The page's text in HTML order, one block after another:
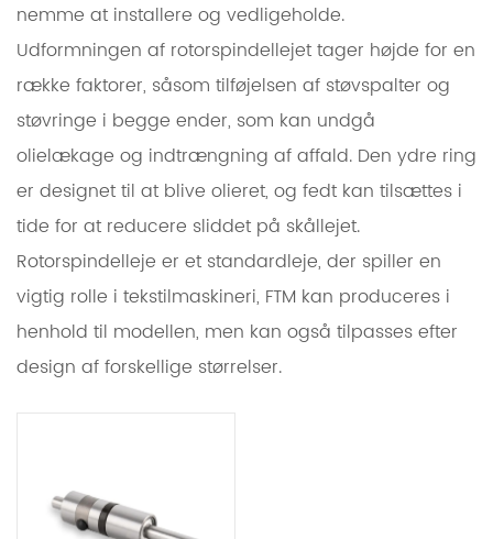
nemme at installere og vedligeholde.
Udformningen af ​​rotorspindellejet tager højde for en
række faktorer, såsom tilføjelsen af ​​støvspalter og
støvringe i begge ender, som kan undgå
olielækage og indtrængning af affald. Den ydre ring
er designet til at blive olieret, og fedt kan tilsættes i
tide for at reducere sliddet på skållejet.
Rotorspindelleje er et standardleje, der spiller en
vigtig rolle i tekstilmaskineri, FTM kan produceres i
henhold til modellen, men kan også tilpasses efter
design af forskellige størrelser.